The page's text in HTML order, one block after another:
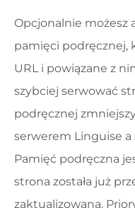
Opcjonalnie możesz
pamięci podręcznej,
URL i powiązane z
szybciej serwować
podręcznej
serwerem Linguise
Pamięć podręczna
strona została już
zaktualizowana.